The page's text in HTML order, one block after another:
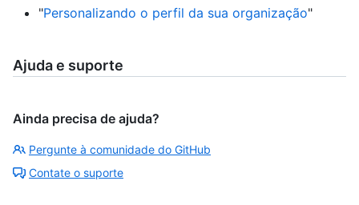
"Personalizando o perfil da sua organização"
Ajuda e suporte
Ainda precisa de ajuda?
Pergunte à comunidade do GitHub
Contate o suporte